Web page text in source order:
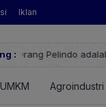
Iklan
:
Ketum
UMKM Agroindustri